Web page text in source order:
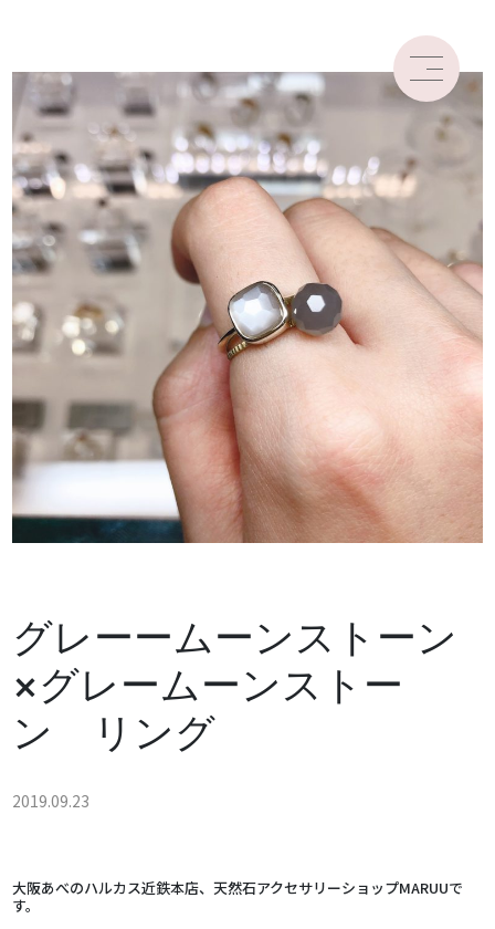
グレーームーンストーン
×グレームーンストー
ン リング
2019.09.23
大阪あべのハルカス近鉄本店、天然石アクセサリーショップMARUUで
す。